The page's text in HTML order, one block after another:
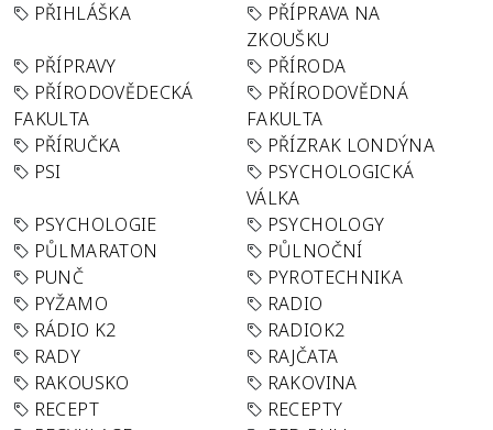
PŘIHLÁŠKA
PŘÍPRAVA NA
ZKOUŠKU
PŘÍPRAVY
PŘÍRODA
PŘÍRODOVĚDECKÁ
FAKULTA
PŘÍRODOVĚDNÁ
FAKULTA
PŘÍRUČKA
PŘÍZRAK LONDÝNA
PSI
PSYCHOLOGICKÁ
VÁLKA
PSYCHOLOGIE
PSYCHOLOGY
PŮLMARATON
PŮLNOČNÍ
PUNČ
PYROTECHNIKA
PYŽAMO
RADIO
RÁDIO K2
RADIOK2
RADY
RAJČATA
RAKOUSKO
RAKOVINA
RECEPT
RECEPTY